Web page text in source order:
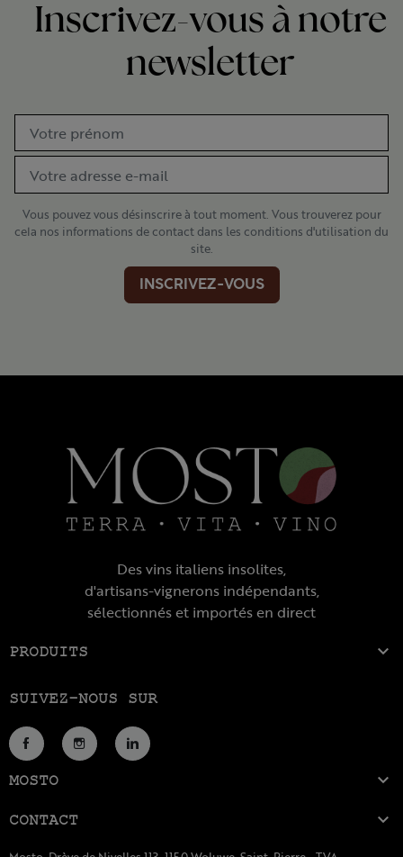
Inscrivez-vous à notre
newsletter
Vous pouvez vous désinscrire à tout moment. Vous trouverez pour
cela nos informations de contact dans les conditions d'utilisation du
site.
INSCRIVEZ-VOUS
Des vins italiens insolites,
d'artisans-vignerons indépendants,
sélectionnés et importés en direct
PRODUITS 
SUIVEZ-NOUS SUR
FacebookInstagramLinkedIn
MOSTO 
CONTACT 